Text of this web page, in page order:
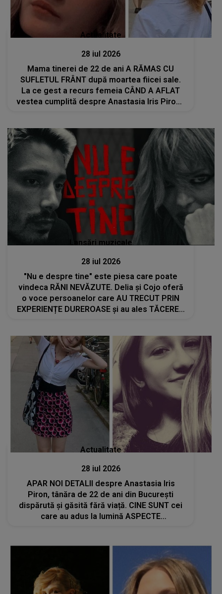
Actualitate
28 iul 2026
Mama tinerei de 22 de ani A RĂMAS CU
SUFLETUL FRÂNT după moartea fiicei sale.
La ce gest a recurs femeia CÂND A AFLAT
vestea cumplită despre Anastasia Iris Piron?
Lansări muzicale
28 iul 2026
"Nu e despre tine" este piesa care poate
vindeca RĂNI NEVĂZUTE. Delia și Cojo oferă
o voce persoanelor care AU TRECUT PRIN
EXPERIENȚE DUREROASE și au ales TĂCEREA
Actualitate
28 iul 2026
APAR NOI DETALII despre Anastasia Iris
Piron, tânăra de 22 de ani din București
dispărută și găsită fără viață. CINE SUNT cei
care au adus la lumină ASPECTE